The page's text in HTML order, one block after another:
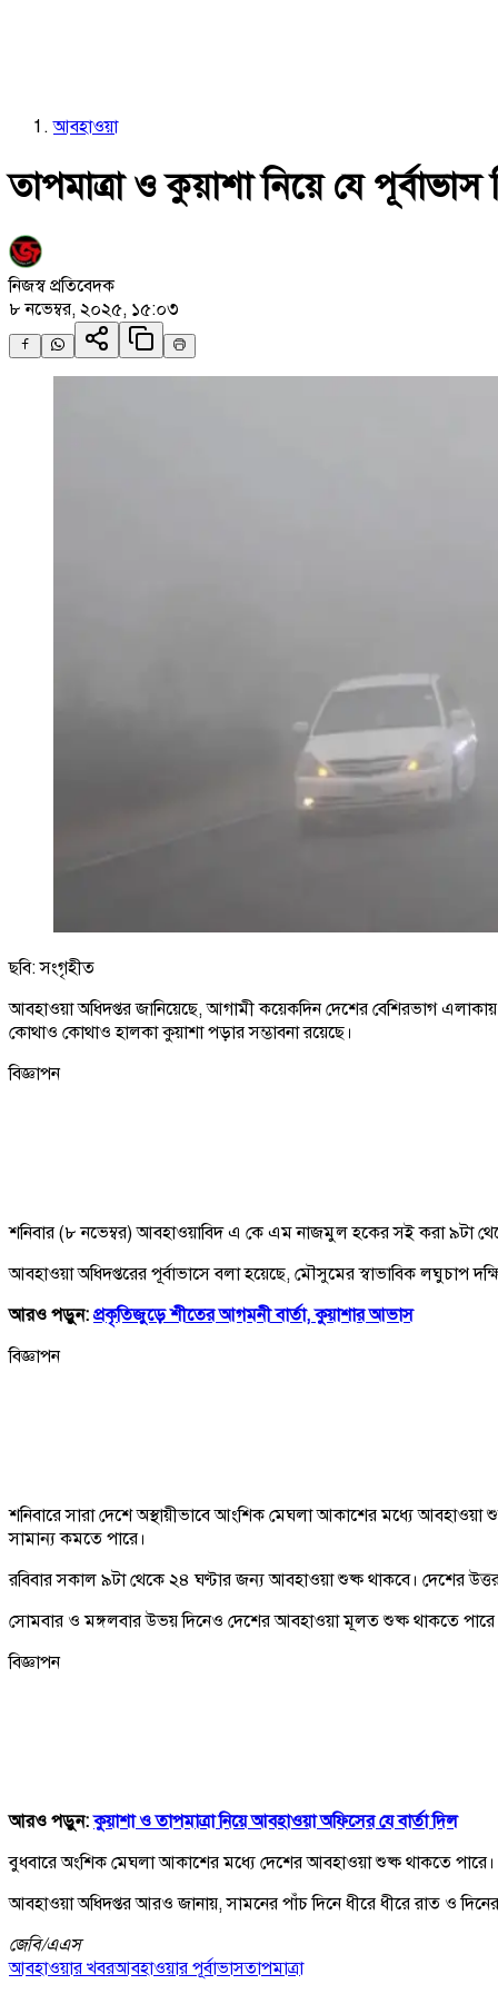
আবহাওয়া
তাপমাত্রা ও কুয়াশা নিয়ে যে
নিজস্ব প্রতিবেদক
৮ নভেম্বর, ২০২৫, ১৫:০৩
ছবি: সংগৃহীত
আবহাওয়া অধিদপ্তর জানিয়েছে, আগামী কয়েকদিন দেশের বেশিরভাগ এলাকায়
কোথাও কোথাও হালকা কুয়াশা পড়ার সম্ভাবনা রয়েছে।
বিজ্ঞাপন
শনিবার (৮ নভেম্বর) আবহাওয়াবিদ এ কে এম নাজমুল হকের সই করা ৯টা
আবহাওয়া অধিদপ্তরের পূর্বাভাসে বলা হয়েছে, মৌসুমের স্বাভাবিক লঘুচাপ
আরও পড়ুন: প্রকৃতিজুড়ে শীতের আগমনী বার্তা, কুয়াশার আভাস
বিজ্ঞাপন
শনিবারে সারা দেশে অস্থায়ীভাবে আংশিক মেঘলা আকাশের মধ্যে আবহাওয়া
সামান্য কমতে পারে।
রবিবার সকাল ৯টা থেকে ২৪ ঘণ্টার জন্য আবহাওয়া শুষ্ক থাকবে। দেশের
সোমবার ও মঙ্গলবার উভয় দিনেও দেশের আবহাওয়া মূলত শুষ্ক থাকতে পারে।
বিজ্ঞাপন
আরও পড়ুন:কুয়াশা ও তাপমাত্রা নিয়ে আবহাওয়া অফিসের যে বার্তা দিল
বুধবারে অংশিক মেঘলা আকাশের মধ্যে দেশের আবহাওয়া শুষ্ক থাকতে পারে।
আবহাওয়া অধিদপ্তর আরও জানায়, সামনের পাঁচ দিনে ধীরে ধীরে রাত ও
জেবি/এএস
আবহাওয়ার খবরআবহাওয়ার পূর্বাভাসতাপমাত্রা